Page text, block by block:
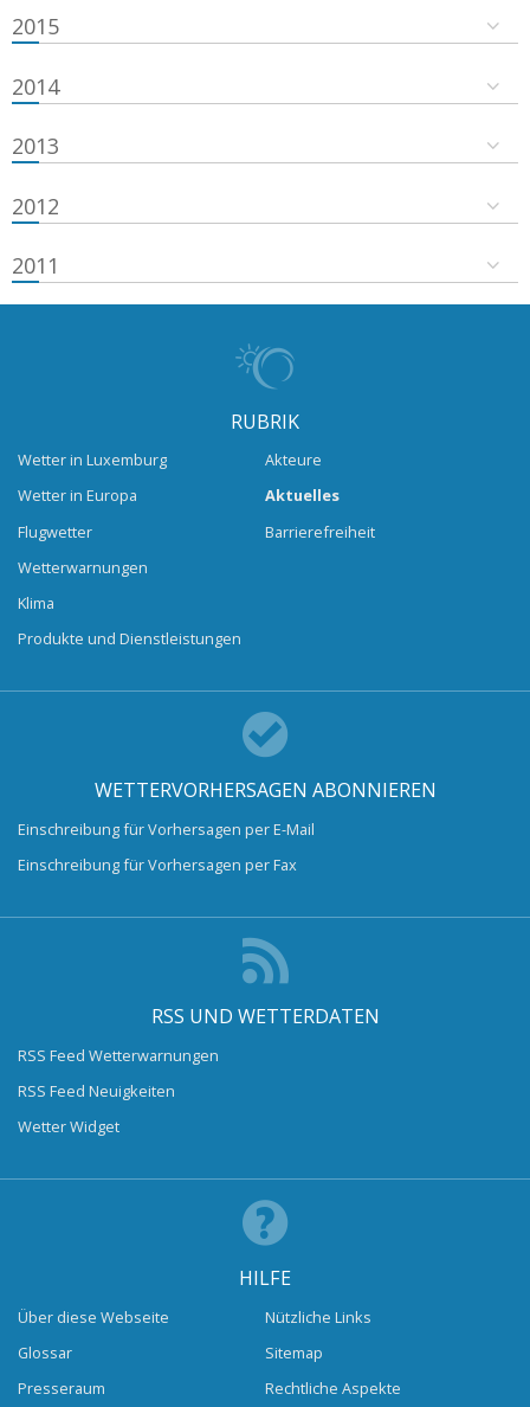
2015
2014
2013
2012
2011
RUBRIK
Wetter in Luxemburg
Wetter in Europa
Flugwetter
Wetterwarnungen
Klima
Produkte und Dienstleistungen
Akteure
Aktuelles
Barrierefreiheit
WETTERVORHERSAGEN ABONNIEREN
Einschreibung für Vorhersagen per E-Mail
Einschreibung für Vorhersagen per Fax
RSS UND WETTERDATEN
RSS Feed Wetterwarnungen
RSS Feed Neuigkeiten
Wetter Widget
HILFE
Über diese Webseite
Glossar
Presseraum
Nützliche Links
Sitemap
Rechtliche Aspekte